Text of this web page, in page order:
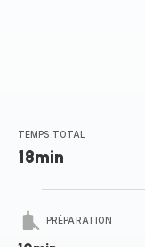
TEMPS TOTAL
18min
PRÉPARATION